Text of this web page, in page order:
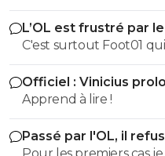
après saison, il y a de
L’OL est frustré par
C'est surtout Foot01
Officiel : Vinicius
Apprend à lire !
Passé par l'OL, il